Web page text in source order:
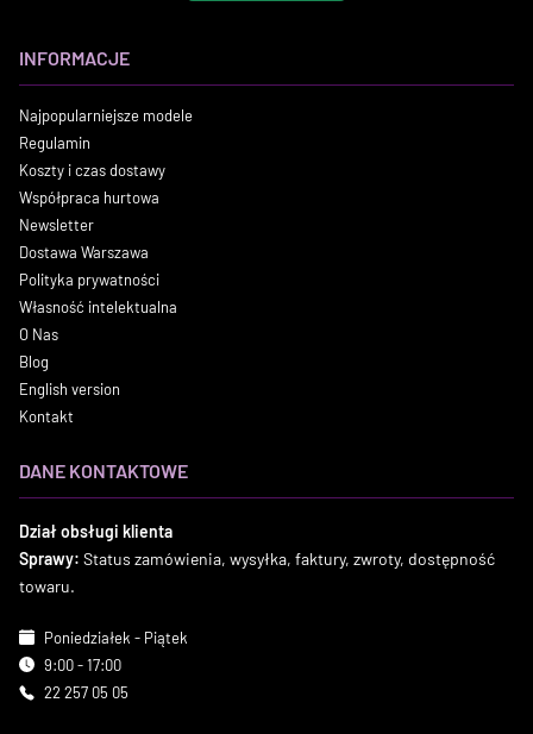
INFORMACJE
Najpopularniejsze modele
Regulamin
Koszty i czas dostawy
Współpraca hurtowa
Newsletter
Dostawa Warszawa
Polityka prywatności
Własność intelektualna
O Nas
Blog
English version
Kontakt
DANE KONTAKTOWE
Dział obsługi klienta
Sprawy: Status zamówienia, wysyłka, faktury, zwroty, dostępność
towaru.
Poniedziałek - Piątek
9:00 - 17:00
22 257 05 05